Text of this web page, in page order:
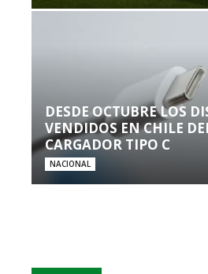
DESDE OCTUBRE LOS
VENDIDOS EN CHILE
CARGADOR TIPO C
NACIONAL